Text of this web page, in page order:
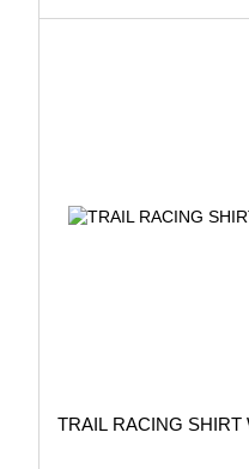
TRAIL RACING SHIRT